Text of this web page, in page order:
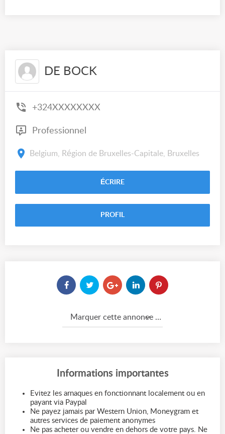
DE BOCK
+324XXXXXXXX
Professionnel
Belgium, Région de Bruxelles-Capitale, Bruxelles
ÉCRIRE
PROFIL
Marquer cette annonce comme...
Informations importantes
Evitez les arnaques en fonctionnant localement ou en
payant via Paypal
Ne payez jamais par Western Union, Moneygram et
autres services de paiement anonymes
Ne pas acheter ou vendre en dehors de votre pays. Ne